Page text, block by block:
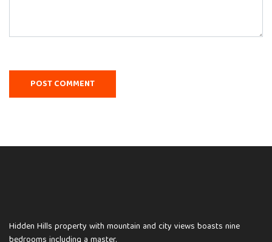
Hidden Hills property with mountain and city views boasts nine